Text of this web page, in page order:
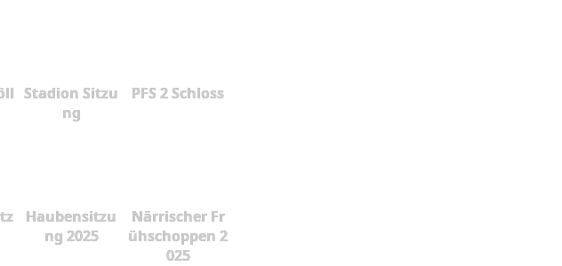
Stadion Sitzu
ng
PFS 2 Schloss
Haubensitzu
ng 2025
Närrischer Fr
ühschoppen 2
025